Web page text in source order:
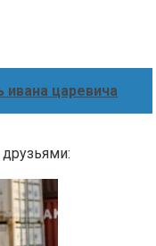
ивана царевича
друзьями: